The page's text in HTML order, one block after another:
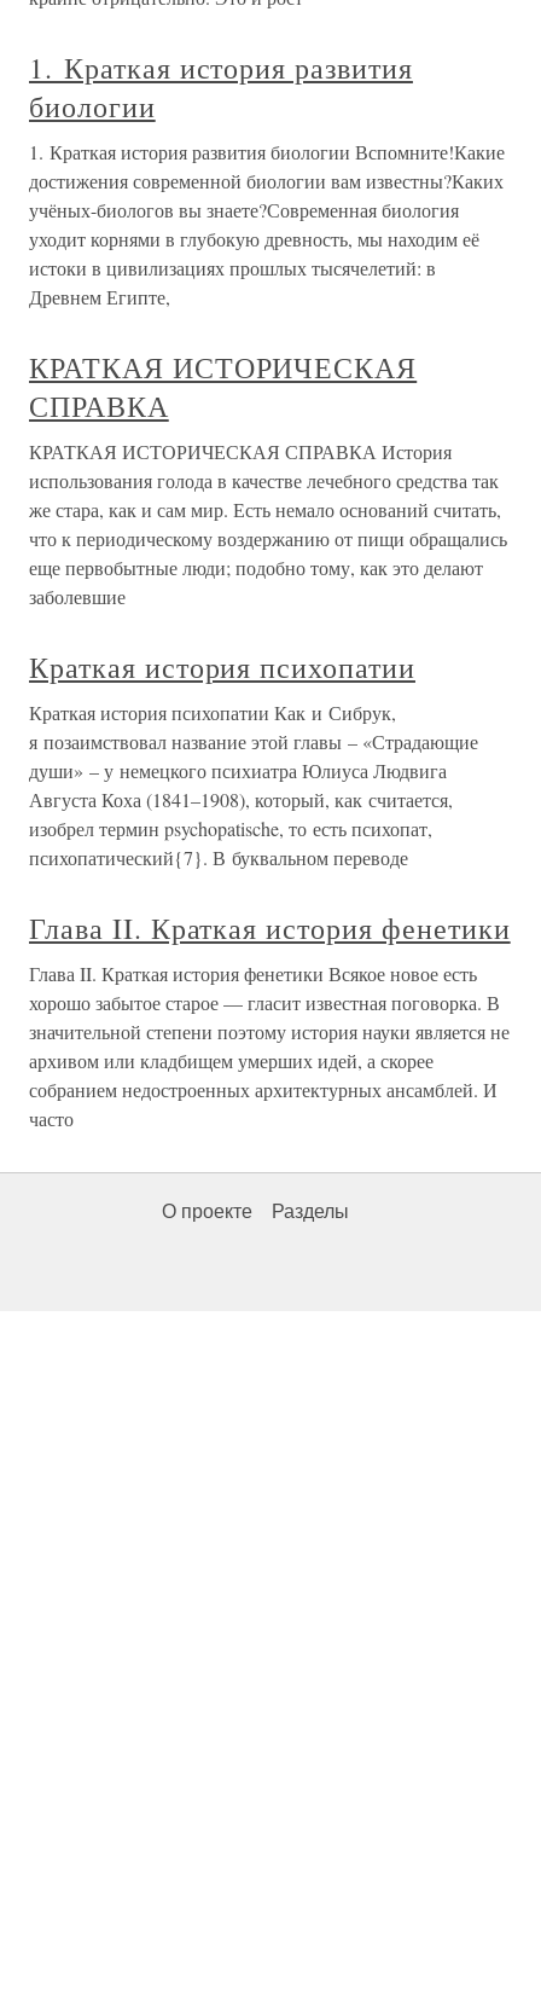
1. Краткая история развития
биологии
1. Краткая история развития биологии Вспомните!Какие
достижения современной биологии вам известны?Каких
учёных-биологов вы знаете?Современная биология
уходит корнями в глубокую древность, мы находим её
истоки в цивилизациях прошлых тысячелетий: в
Древнем Египте,
КРАТКАЯ ИСТОРИЧЕСКАЯ
СПРАВКА
КРАТКАЯ ИСТОРИЧЕСКАЯ СПРАВКА История
использования голода в качестве лечебного средства так
же стара, как и сам мир. Есть немало оснований считать,
что к периодическому воздержанию от пищи обращались
еще первобытные люди; подобно тому, как это делают
заболевшие
Краткая история психопатии
Краткая история психопатии Как и Сибрук,
я позаимствовал название этой главы – «Страдающие
души» – у немецкого психиатра Юлиуса Людвига
Августа Коха (1841–1908), который, как считается,
изобрел термин psychopatische, то есть психопат,
психопатический{7}. В буквальном переводе
Глава II. Краткая история фенетики
Глава II. Краткая история фенетики Всякое новое есть
хорошо забытое старое — гласит известная поговорка. В
значительной степени поэтому история науки является не
архивом или кладбищем умерших идей, а скорее
собранием недостроенных архитектурных ансамблей. И
часто
О проекте Разделы